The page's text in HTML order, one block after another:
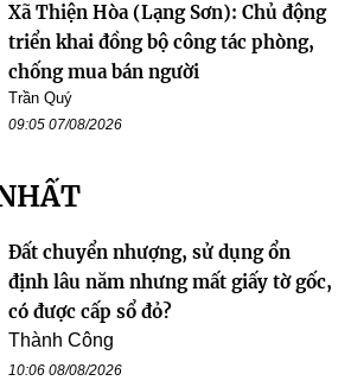
Xã Thiện Hòa (Lạng Sơn): Chủ động
triển khai đồng bộ công tác phòng,
chống mua bán người
Trần Quý
09:05 07/08/2026
Đất chuyển nhượng, sử dụng ổn
định lâu năm nhưng mất giấy tờ gốc,
có được cấp sổ đỏ?
Thành Công
10:06 08/08/2026